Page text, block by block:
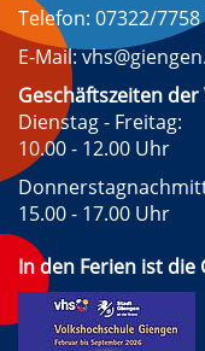
Telefon: 07322/
E-Mail:
Geschäftszeiten der
Dienstag - Freitag:
10.00 - 12.00 Uhr
15.00 - 17.00 Uhr
In den Ferien ist die